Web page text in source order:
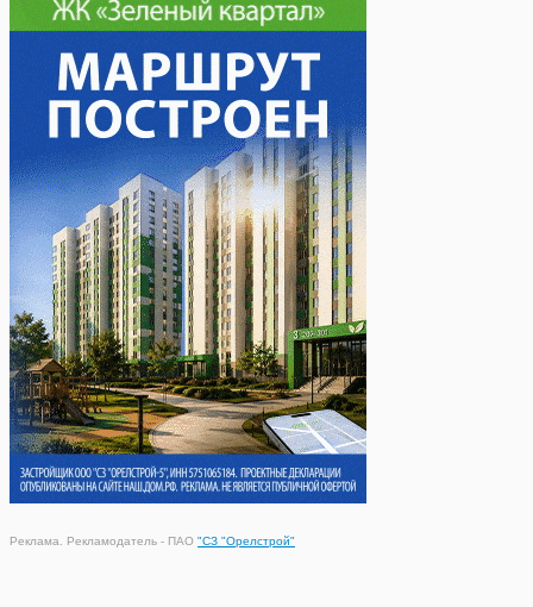
Реклама. Рекламодатель - ПАО "СЗ "Орелстрой"